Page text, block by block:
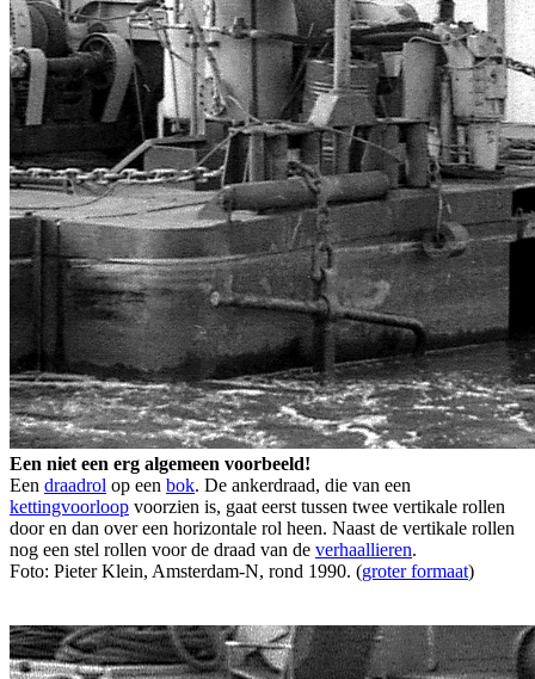
Een niet een erg algemeen voorbeeld!
Een draadrol op een bok. De ankerdraad, die van een
kettingvoorloop voorzien is, gaat eerst tussen twee vertikale rollen
door en dan over een horizontale rol heen. Naast de vertikale rollen
nog een stel rollen voor de draad van de verhaallieren.
Foto: Pieter Klein, Amsterdam-N, rond 1990. (groter formaat)